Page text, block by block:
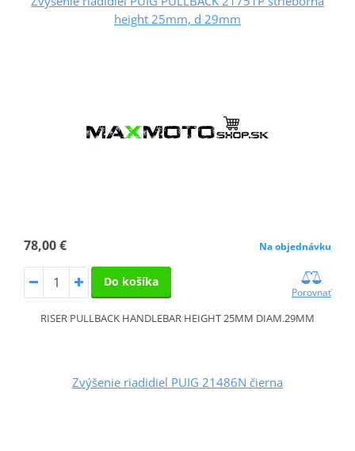
height 25mm, d 29mm
78,00 € Na objednávku
Do košíka
Porovnať
RISER PULLBACK HANDLEBAR HEIGHT 25MM DIAM.29MM
Zvýšenie riadidiel PUIG 21486N čierna